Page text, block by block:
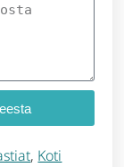
, Koti